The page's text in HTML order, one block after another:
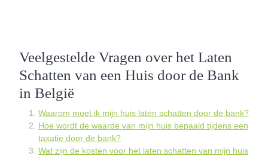
Veelgestelde Vragen over het Laten
Schatten van een Huis door de Bank
in België
Waarom moet ik mijn huis laten schatten door de bank?
Hoe wordt de waarde van mijn huis bepaald tijdens een
taxatie door de bank?
Wat zijn de kosten voor het laten schatten van mijn huis